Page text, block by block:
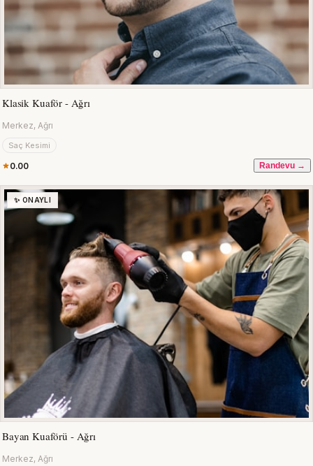
Klasik Kuaför - Ağrı
Merkez, Ağrı
Saç Kesimi
0.00 Randevu →
✨ ONAYLI
Bayan Kuaförü - Ağrı
Merkez, Ağrı